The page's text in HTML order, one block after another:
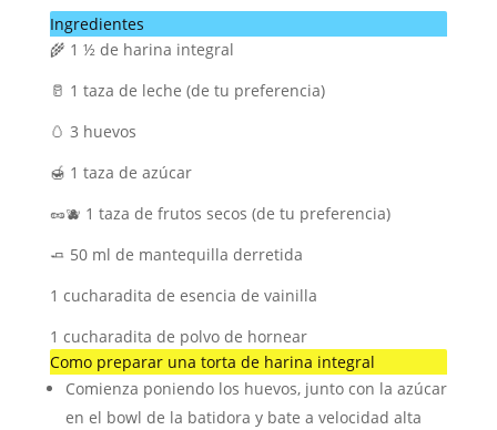
Ingredientes
🌾 1 ½ de harina integral
🥛 1 taza de leche (de tu preferencia)
🥚 3 huevos
🍯 1 taza de azúcar
🥜🫐 1 taza de frutos secos (de tu preferencia)
🧈 50 ml de mantequilla derretida
1 cucharadita de esencia de vainilla
1 cucharadita de polvo de hornear
Como preparar una torta de harina integral
Comienza poniendo los huevos, junto con la azúcar
en el bowl de la batidora y bate a velocidad alta